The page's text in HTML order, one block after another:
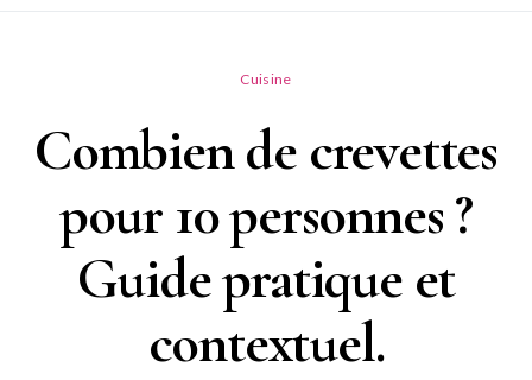
Cuisine
Combien de crevettes
pour 10 personnes ?
Guide pratique et
contextuel.